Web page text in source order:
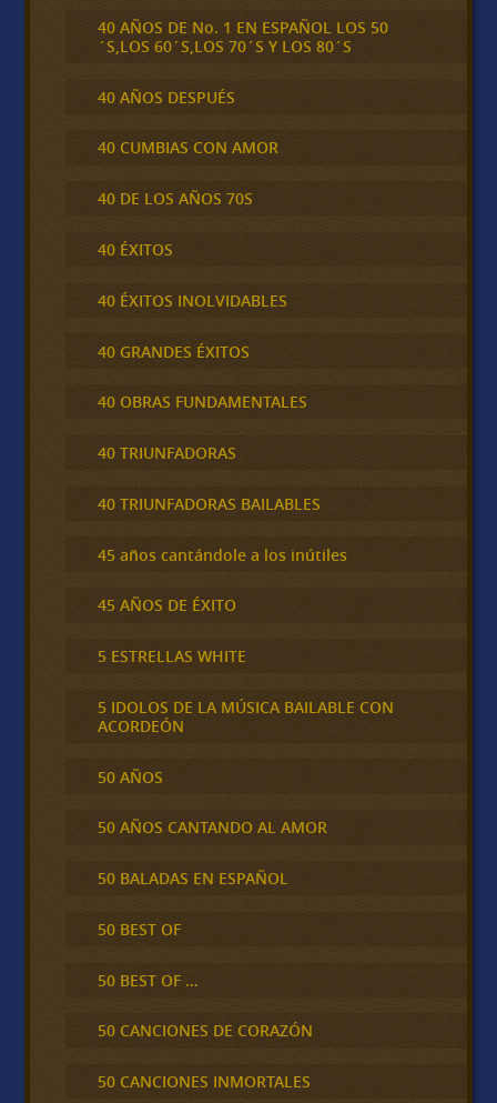
40 AÑOS DE No. 1 EN ESPAÑOL LOS 50
´S,LOS 60´S,LOS 70´S Y LOS 80´S
40 AÑOS DESPUÉS
40 CUMBIAS CON AMOR
40 DE LOS AÑOS 70S
40 ÉXITOS
40 ÉXITOS INOLVIDABLES
40 GRANDES ÉXITOS
40 OBRAS FUNDAMENTALES
40 TRIUNFADORAS
40 TRIUNFADORAS BAILABLES
45 años cantándole a los inútiles
45 AÑOS DE ÉXITO
5 ESTRELLAS WHITE
5 IDOLOS DE LA MÚSICA BAILABLE CON
ACORDEÓN
50 AÑOS
50 AÑOS CANTANDO AL AMOR
50 BALADAS EN ESPAÑOL
50 BEST OF
50 BEST OF …
50 CANCIONES DE CORAZÓN
50 CANCIONES INMORTALES